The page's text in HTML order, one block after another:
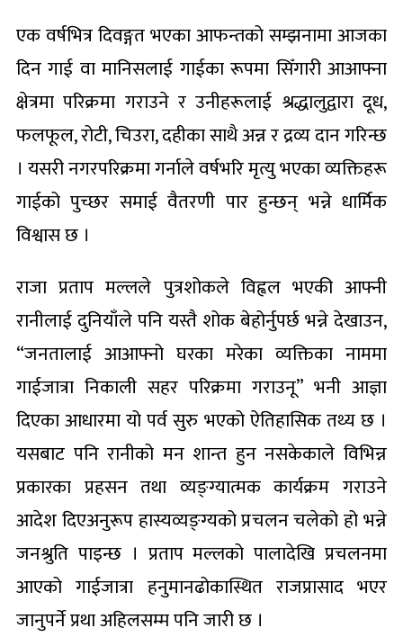
एक वर्षभित्र दिवङ्गत भएका आफन्तको सम्झनामा आजका
दिन गाई वा मानिसलाई गाईका रूपमा सिँगारी आआफ्ना
क्षेत्रमा परिक्रमा गराउने र उनीहरूलाई श्रद्धालुद्वारा दूध,
फलफूल, रोटी, चिउरा, दहीका साथै अन्न र द्रव्य दान गरिन्छ
। यसरी नगरपरिक्रमा गर्नाले वर्षभरि मृत्यु भएका व्यक्तिहरू
गाईको पुच्छर समाई वैतरणी पार हुन्छन् भन्ने धार्मिक
विश्वास छ ।
राजा प्रताप मल्लले पुत्रशोकले विह्वल भएकी आफ्नी
रानीलाई दुनियाँले पनि यस्तै शोक बेहोर्नुपर्छ भन्ने देखाउन,
“जनतालाई आआफ्नो घरका मरेका व्यक्तिका नाममा
गाईजात्रा निकाली सहर परिक्रमा गराउनू” भनी आज्ञा
दिएका आधारमा यो पर्व सुरु भएको ऐतिहासिक तथ्य छ ।
यसबाट पनि रानीको मन शान्त हुन नसकेकाले विभिन्न
प्रकारका प्रहसन तथा व्यङ्ग्यात्मक कार्यक्रम गराउने
आदेश दिएअनुरूप हास्यव्यङ्ग्यको प्रचलन चलेको हो भन्ने
जनश्रुति पाइन्छ । प्रताप मल्लको पालादेखि प्रचलनमा
आएको गाईजात्रा हनुमानढोकास्थित राजप्रासाद भएर
जानुपर्ने प्रथा अहिलसम्म पनि जारी छ ।